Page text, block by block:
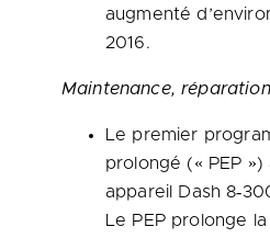
augmenté
2016.
Maintenance,
Le premier
prolongé (« PEP
appareil Dash
Le PEP prolonge